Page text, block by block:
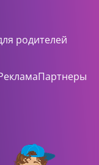
родителей
Партнеры